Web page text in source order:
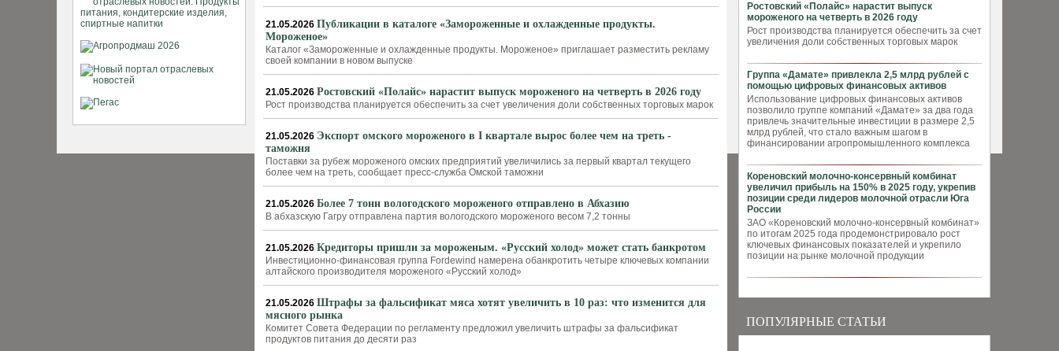
Ростовский «Полайс» нарастит выпуск
мороженого на четверть в 2026 году
Рост производства планируется обеспечить за счет
увеличения доли собственных торговых марок
Группа «Дамате» привлекла 2,5 млрд рублей с
помощью цифровых финансовых активов
Использование цифровых финансовых активов
позволило группе компаний «Дамате» за два года
привлечь значительные инвестиции в размере 2,5
млрд рублей, что стало важным шагом в
финансировании агропромышленного комплекса
Кореновский молочно-консервный комбинат
увеличил прибыль на 150% в 2025 году, укрепив
позиции среди лидеров молочной отрасли Юга
России
ЗАО «Кореновский молочно-консервный комбинат»
по итогам 2025 года продемонстрировало рост
ключевых финансовых показателей и укрепило
позиции на рынке молочной продукции
ПОПУЛЯРНЫЕ СТАТЬИ
21.05.2026 Публикации в каталоге «Замороженные и охлажденные продукты.
Мороженое»
Каталог «Замороженные и охлажденные продукты. Мороженое» приглашает разместить рекламу
своей компании в новом выпуске
21.05.2026 Ростовский «Полайс» нарастит выпуск мороженого на четверть в 2026 году
Рост производства планируется обеспечить за счет увеличения доли собственных торговых марок
21.05.2026 Экспорт омского мороженого в I квартале вырос более чем на треть -
таможня
Поставки за рубеж мороженого омских предприятий увеличились за первый квартал текущего
более чем на треть, сообщает пресс-служба Омской таможни
21.05.2026 Более 7 тонн вологодского мороженого отправлено в Абхазию
В абхазскую Гагру отправлена партия вологодского мороженого весом 7,2 тонны
21.05.2026 Кредиторы пришли за мороженым. «Русский холод» может стать банкротом
Инвестиционно-финансовая группа Fordewind намерена обанкротить четыре ключевых компании
алтайского производителя мороженого «Русский холод»
21.05.2026 Штрафы за фальсификат мяса хотят увеличить в 10 раз: что изменится для
мясного рынка
Комитет Совета Федерации по регламенту предложил увеличить штрафы за фальсификат
продуктов питания до десяти раз